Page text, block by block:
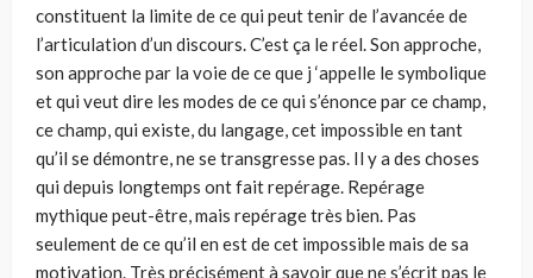
constituent la limite de ce qui peut tenir de l’avancée de
l’articulation d’un discours. C’est ça le réel. Son approche,
son approche par la voie de ce que j ‘appelle le symbolique
et qui veut dire les modes de ce qui s’énonce par ce champ,
ce champ, qui existe, du langage, cet impossible en tant
qu’il se démontre, ne se transgresse pas. Il y a des choses
qui depuis longtemps ont fait repérage. Repérage
mythique peut-être, mais repérage très bien. Pas
seulement de ce qu’il en est de cet impossible mais de sa
motivation. Très précisément à savoir que ne s’écrit pas le